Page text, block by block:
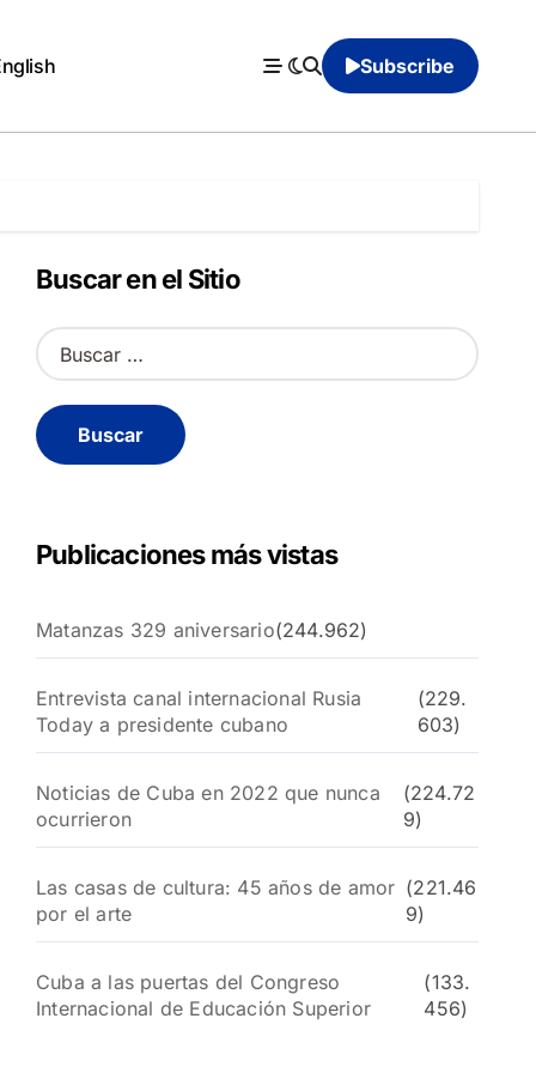
Subscribe
Buscar en el Sitio
B
u
c
a
Publicaciones más vistas
Matanzas 329 aniversario(244.962)
Entrevista canal internacional Rusia
Today a presidente cubano
(229.
603)
Noticias de Cuba en 2022 que nunca
ocurrieron
(224.72
9)
Las casas de cultura: 45 años de amor
por el arte
(221.46
9)
Cuba a las puertas del Congreso
Internacional de Educación Superior
(133.
456)